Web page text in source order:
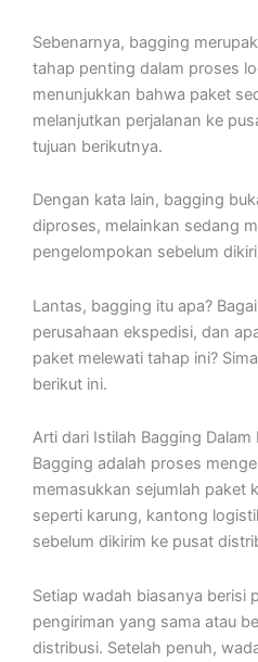
Sebenarnya, bagging
tahap penting dalam proses
menunjukkan bahwa paket
melanjutkan perjalanan ke
tujuan berikutnya.
Dengan kata lain, bagging
diproses, melainkan sedang
pengelompokan sebelum
Lantas, bagging itu apa?
perusahaan ekspedisi, dan
paket melewati tahap ini?
berikut ini.
Arti dari Istilah Bagging Dalam
Bagging adalah proses
memasukkan sejumlah paket
seperti karung, kantong
sebelum dikirim ke pusat
Setiap wadah biasanya berisi
pengiriman yang sama atau
distribusi. Setelah penuh,